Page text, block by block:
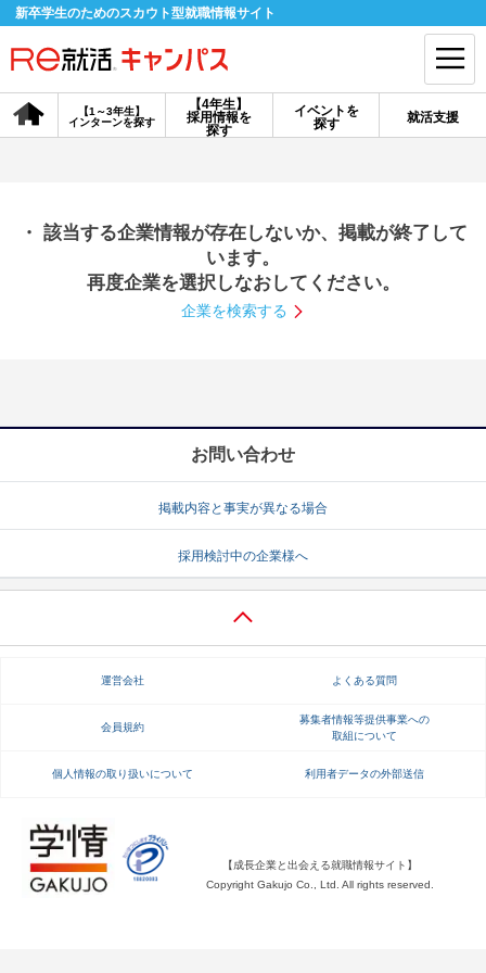
新卒学生のためのスカウト型就職情報サイト
【4年生】
採用情報を
探す
【1～3年生】
インターンを探す
イベントを
探す
就活支援
会員登録 ログイン
探す
【4年生】
説明会を探す
就活ノウハウ・サポート
就活ノウハウが満載！ お役立ち記事・相談室など
就活ニュースペーパー よくある質問
不明点があればこちら
・ 該当する企業情報が存在しないか、掲載が終了して
います。
再度企業を選択しなおしてください。
企業を検索する
お問い合わせ
掲載内容と事実が異なる場合
採用検討中の企業様へ
運営会社 よくある質問
会員規約
募集者情報等提供事業への
取組について
個人情報の取り扱いについて 利用者データの外部送信
【成長企業と出会える就職情報サイト】
Copyright Gakujo Co., Ltd. All rights reserved.